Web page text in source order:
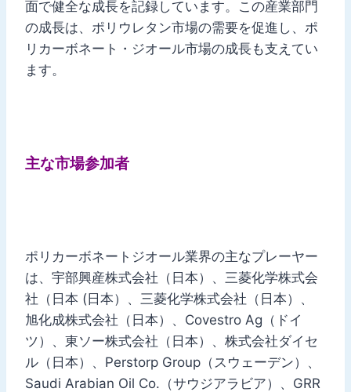
面で健全な成長を記録しています。この産業部門
の成長は、ポリウレタン市場の需要を促進し、ポ
リカーボネート・ジオール市場の成長も支えてい
ます。
主な市場参加者
ポリカーボネートジオール業界の主なプレーヤー
は、宇部興産株式会社（日本）、三菱化学株式会
社（日本 (日本）、三菱化学株式会社（日本）、
旭化成株式会社（日本）、Covestro Ag（ドイ
ツ）、東ソー株式会社（日本）、株式会社ダイセ
ル（日本）、Perstorp Group（スウェーデン）、
Saudi Arabian Oil Co.（サウジアラビア）、GRR